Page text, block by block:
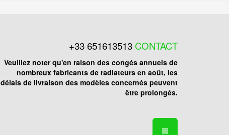
+33 651613513 CONTACT
Veuillez noter qu'en raison des congés annuels de
nombreux fabricants de radiateurs en août, les
délais de livraison des modèles concernés peuvent
être prolongés.